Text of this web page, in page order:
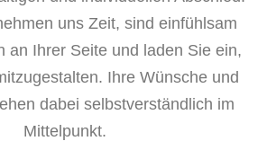
uns Zeit, sind einfühlsam
an Ihrer Seite und laden Sie ein,
Ihre Wünsche und
dabei selbstverständlich im
Mittelpunkt.